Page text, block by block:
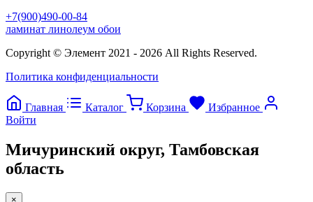
+7(900)490-00-84
ламинат линолеум обои
Copyright © Элемент 2021 - 2026 All Rights Reserved.
Политика конфиденциальности
Главная Каталог Корзина
Избранное
Войти
Мичуринский округ, Тамбовская
область
×